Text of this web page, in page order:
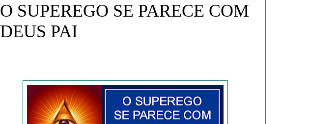
O SUPEREGO SE PARECE COM
DEUS PAI